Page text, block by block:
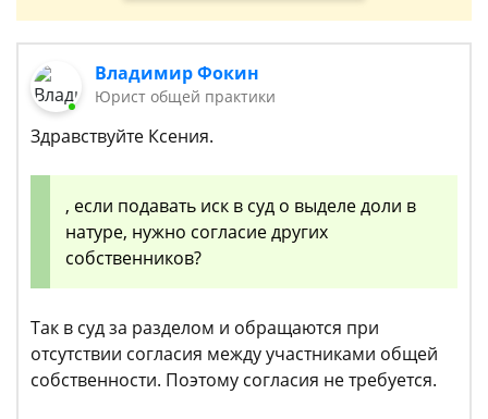
Владимир Фокин
Юрист общей практики
Здравствуйте Ксения.
, если подавать иск в суд о выделе доли в
натуре, нужно согласие других
собственников?
Так в суд за разделом и обращаются при
отсутствии согласия между участниками общей
собственности. Поэтому согласия не требуется.